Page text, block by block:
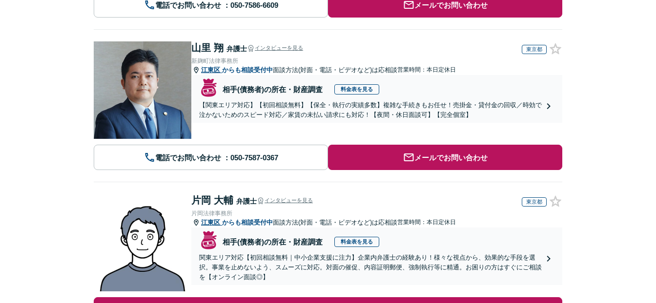
電話でお問い合わせ メールでお問い合わせ
山里 翔 弁護士 インタビューを見る 東京都
新麹町法律事務所
江東区 からも相談受付中面談方法(対面・電話・ビデオなど)は応相談営業時間：本日定休日
相手(債務者)の所在・財産調査 料金表を見る
【関東エリア対応】【初回相談無料】【保全・執行の実績多数】複雑な手続きもお任せ！売掛金・貸付金の回収／時効で
泣かないためのスピード対応／家賃の未払い請求にも対応！【夜間・休日面談可】【完全個室】
電話でお問い合わせ メールでお問い合わせ
片岡 大輔 弁護士 インタビューを見る 東京都
片岡法律事務所
江東区 からも相談受付中面談方法(対面・電話・ビデオなど)は応相談営業時間：本日定休日
相手(債務者)の所在・財産調査 料金表を見る
関東エリア対応【初回相談無料｜中小企業支援に注力】企業内弁護士の経験あり！様々な視点から、効果的な手段を選
択。事業を止めないよう、スムーズに対応。対面の催促、内容証明郵便、強制執行等に精通。お困りの方はすぐにご相談
を【オンライン面談◎】